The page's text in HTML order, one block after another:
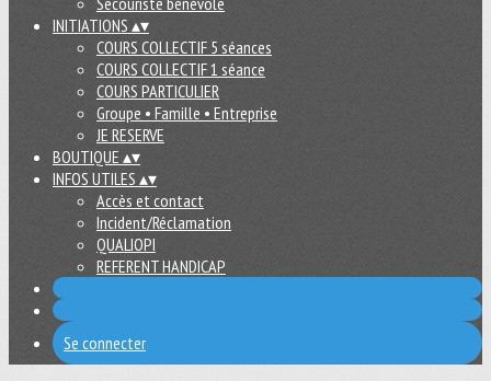
INITIATIONS ▴▾
COURS COLLECTIF 5 séances
COURS COLLECTIF 1 séance
COURS PARTICULIER
Groupe • Famille • Entreprise
JE RESERVE
BOUTIQUE ▴▾
INFOS UTILES ▴▾
Accès et contact
Incident/Réclamation
QUALIOPI
REFERENT HANDICAP
Se connecter